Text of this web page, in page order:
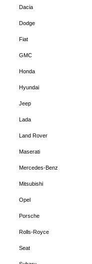
Dacia
Dodge
Fiat
GMC
Honda
Hyundai
Jeep
Lada
Land Rover
Maserati
Mercedes-Benz
Mitsubishi
Opel
Porsche
Rolls-Royce
Seat